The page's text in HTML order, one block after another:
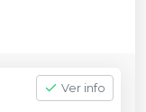
Ver info